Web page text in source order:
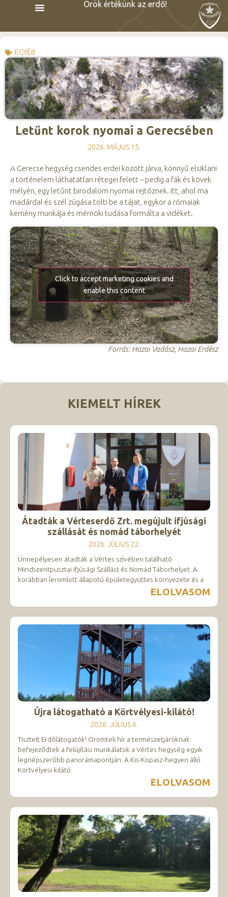
Örök értékünk az erdő!
EGYÉB
Letűnt korok nyomai a Gerecsében
2026. MÁJUS 15.
A Gerecse hegység csendes erdei között járva, könnyű elsiklani
a történelem láthatatlan rétegei felett – pedig a fák és kövek
mélyén, egy letűnt birodalom nyomai rejtőznek. Itt, ahol ma
madárdal és szél zúgása tölti be a tájat, egykor a rómaiak
kemény munkája és mérnöki tudása formálta a vidéket.
Click to accept marketing cookies and
enable this content
Forrás: Hazai Vadász, Hazai Erdész
KIEMELT HÍREK
Átadták a Vérteserdő Zrt. megújult ifjúsági
szállását és nomád táborhelyét
2026. JÚLIUS 22.
Ünnepélyesen átadták a Vértes szívében található
Mindszentpusztai Ifjúsági Szállást és Nomád Táborhelyet. A
korábban leromlott állapotú épületegyüttes környezete és a
ELOLVASOM
Újra látogatható a Körtvélyesi-kilátó!
2026. JÚLIUS 6.
Tisztelt Erdőlátogatók! Örömteli hír a természetjáróknak:
befejeződtek a felújítási munkálatok a Vértes hegység egyik
legnépszerűbb panorámapontján. A Kis-Kopasz-hegyen álló
Körtvélyesi-kilátó
ELOLVASOM